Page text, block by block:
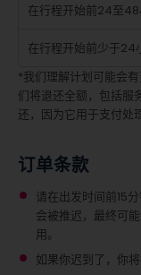
在行程开始前24至48
在行程开始前少于24
*我们理解计划可能会
们将退还全额，包括服
还，因为它用于支付处
订单条款
请在出发时间前15
会被推迟，最终可
用。
如果你迟到了，你